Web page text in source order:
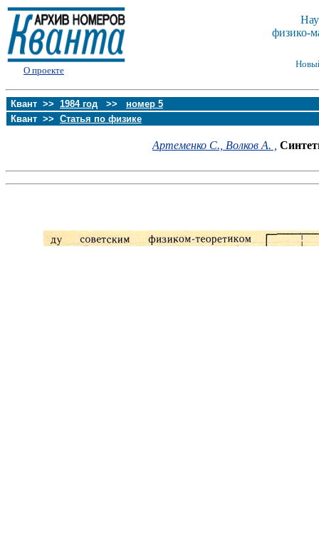
О проекте
физико-
Квант >> 1984 год >> номер 5
Квант >> Статья по физике
Артеменко С., Волков А. ,